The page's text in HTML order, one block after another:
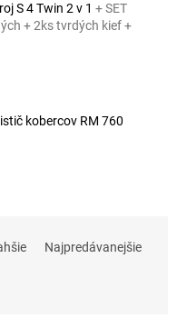
S 4 Twin 2 v 1 + SET
+ 2ks tvrdých kief +
kobercov RM 760
Najpredávanejšie